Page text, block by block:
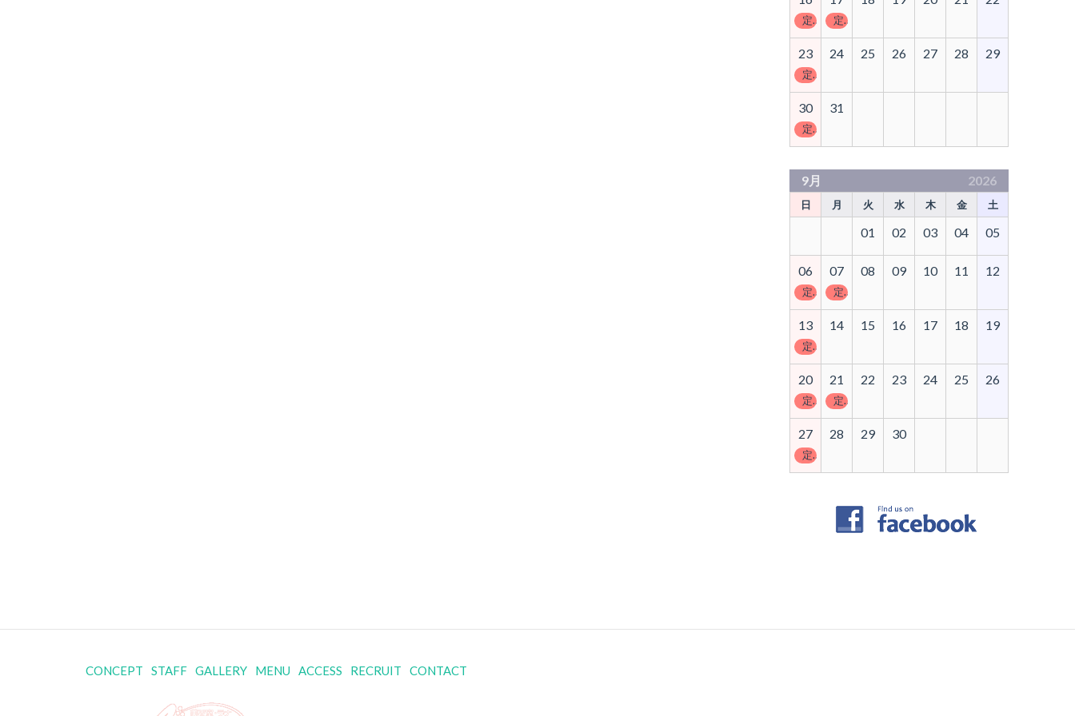
定休日 定休日
23
定休日
24 25 26 27 28 29
30
定休日
31
9月 2026
日 月 火 水 木 金 土
01 02 03 04 05
06
定休日
07
定休日
08 09 10 11 12
13
定休日
14 15 16 17 18 19
20
定休日
21
定休日
22 23 24 25 26
27
定休日
28 29 30
CONCEPT STAFF GALLERY MENU ACCESS RECRUIT CONTACT